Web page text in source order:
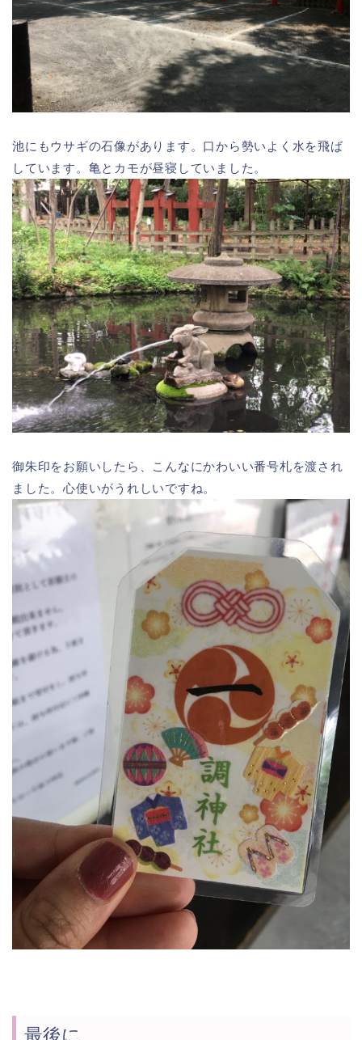
池にもウサギの石像があります。口から勢いよく水を飛ば
しています。亀とカモが昼寝していました。
御朱印をお願いしたら、こんなにかわいい番号札を渡され
ました。心使いがうれしいですね。
最後に